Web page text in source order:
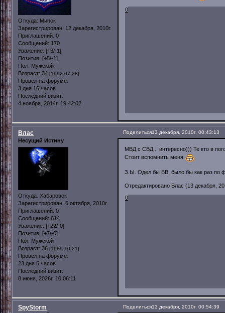
Откуда: Минск
Зарегистрирован: 12 декабря, 2010г.
Приглашений: 0
Сообщений: 170
Уважение: [+3/-1]
Позитив: [+5/-1]
Пол: Мужской
Возраст: 34 [1992-07-28]
Провел на форуме:
3 дня 16 часов
Последний визит:
4 ноября, 2014г. 19:42:02
0
Поделиться13 декабря, 2010г. 00:43:13
Влас
Несущий Истину
Откуда: Хабаровск
Зарегистрирован: 6 октября, 2010г.
Приглашений: 0
Сообщений: 614
Уважение: [+22/-0]
Позитив: [+7/-0]
Пол: Мужской
Возраст: 36 [1989-10-21]
Провел на форуме:
23 дня 5 часов
Последний визит:
8 июня, 2026г. 10:06:11
МВД с СВД... интересно))) Те кто в
Стоит вспомнить меня
З.Ы. Одел бы БВ, было бы как раз по
Отредактировано Влас (13 декабря,
0
Поделиться13 декабря, 2010г. 00:54:39
SpyStorm